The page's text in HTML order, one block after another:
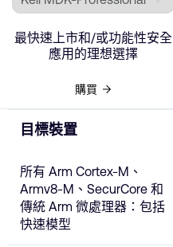
最快速上市和/或功能性安全
應用的理想選擇
購買
目標裝置
所有 Arm Cortex-M、
Armv8-M、SecurCore 和
傳統 Arm 微處理器：包括
快速模型